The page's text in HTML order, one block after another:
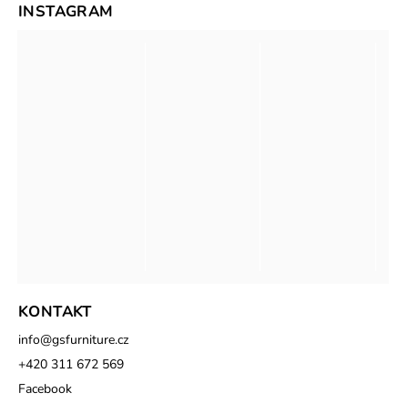
KONTAKT
info@gsfurniture.cz
+420 311 672 569
Facebook
INSTAGRAM